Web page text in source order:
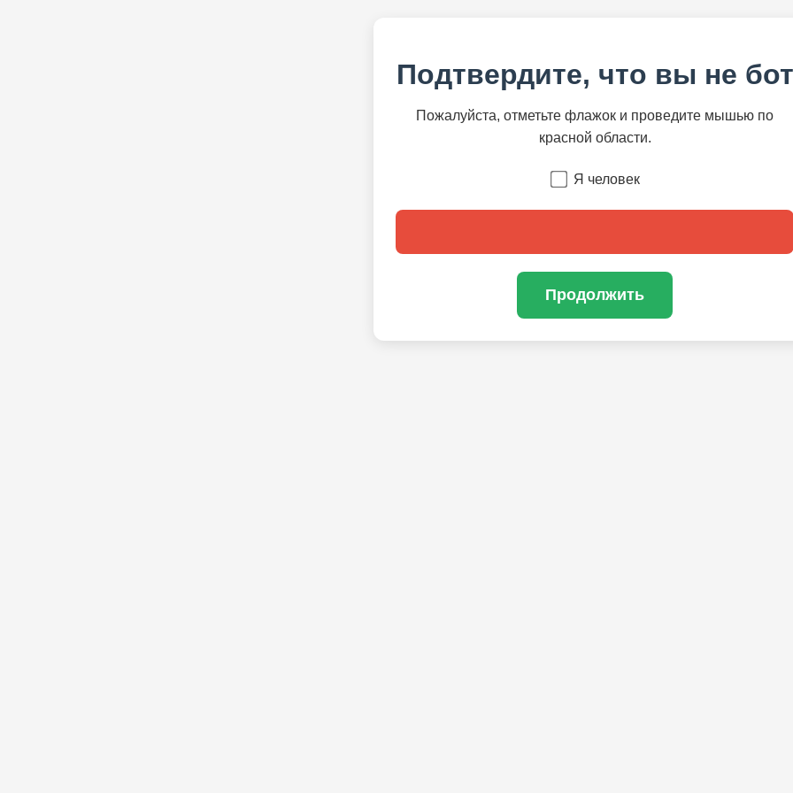
Подтвердите, что вы не бот
Пожалуйста, отметьте флажок и проведите мышью по
красной области.
Я человек
Продолжить